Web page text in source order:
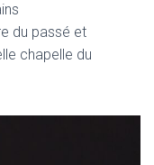
du passé et
chapelle du